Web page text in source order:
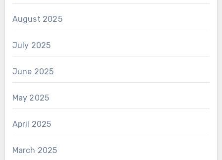
August 2025
July 2025
June 2025
May 2025
April 2025
March 2025